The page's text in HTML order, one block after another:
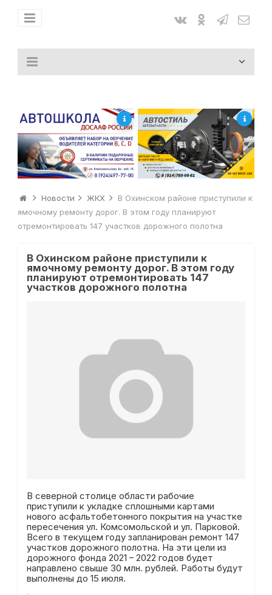
Новости ЖКХ
В Охинском районе приступили к
ямочному ремонту дорог. В этом году планируют
отремонтировать 147 участков дорожного полотна
В Охинском районе приступили к
ямочному ремонту дорог. В этом году
планируют отремонтировать 147
участков дорожного полотна
В северной столице области рабочие
приступили к укладке сплошными картами
нового асфальтобетонного покрытия на участке
пересечения ул. Комсомольской и ул. Парковой.
Всего в текущем году запланирован ремонт 147
участков дорожного полотна. На эти цели из
дорожного фонда 2021 – 2022 годов будет
направлено свыше 30 млн. рублей. Работы будут
выполнены до 15 июля.